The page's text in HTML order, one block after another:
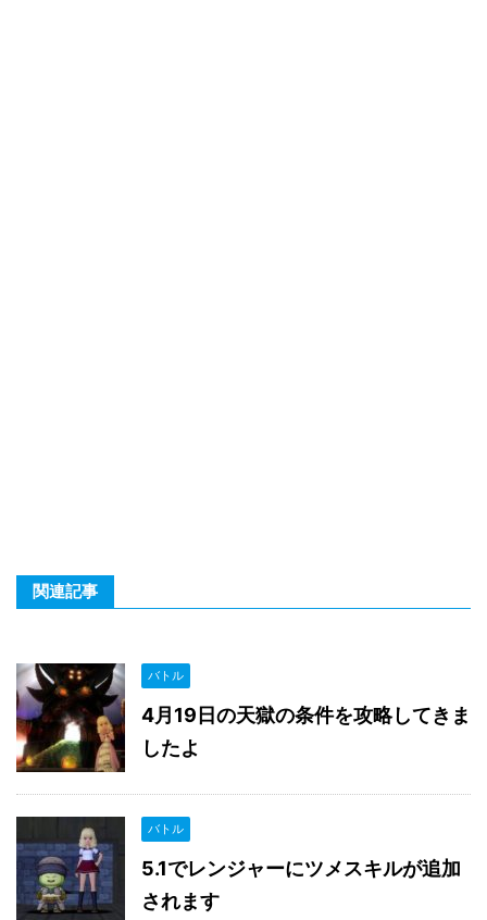
関連記事
バトル
4月19日の天獄の条件を攻略してきま
したよ
バトル
5.1でレンジャーにツメスキルが追加
されます